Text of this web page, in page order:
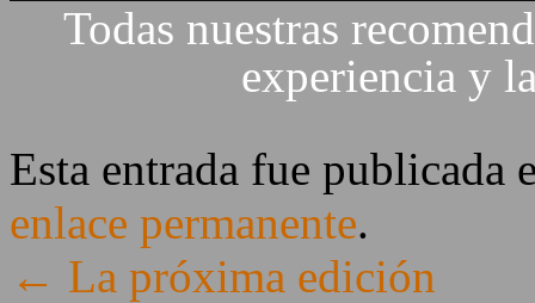
Todas nuestras
experiencia y
Esta entrada fue publicada
enlace permanente.
← La próxima edición